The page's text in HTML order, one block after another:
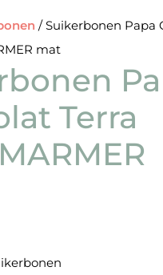
/ Suikerbonen Papa
mat
Terra